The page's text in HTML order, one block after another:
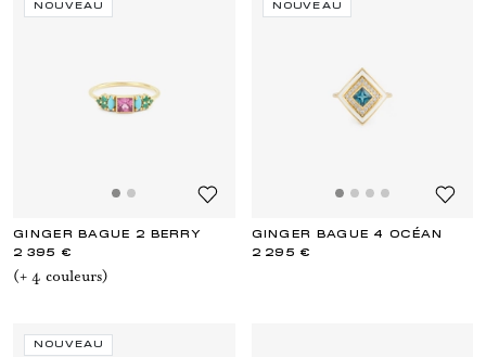
NOUVEAU
GINGER BAGUE 2 BERRY
2 395 €
(+ 4 couleurs)
NOUVEAU
GINGER BAGUE 4 OCÉAN
2 295 €
NOUVEAU